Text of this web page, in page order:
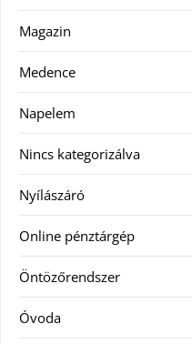
Magazin
Medence
Napelem
Nincs kategorizálva
Nyílászáró
Online pénztárgép
Öntözőrendszer
Óvoda